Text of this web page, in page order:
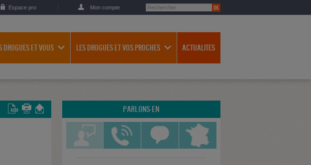
Espace pro Mon compte
DROGUES ET VOUS LES DROGUES ET VOS PROCHES ACTUALITES
PARLONS-EN